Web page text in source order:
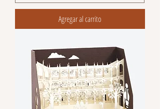
Agregar al carrito